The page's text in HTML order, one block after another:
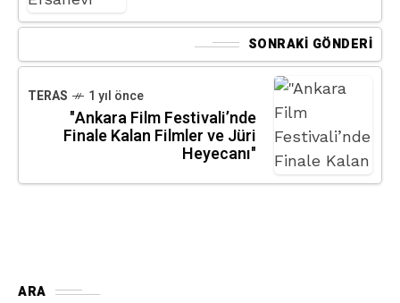
SONRAKI GÖNDERI
TERAS 1 yıl önce
"Ankara Film Festivali’nde
Finale Kalan Filmler ve Jüri
Heyecanı"
ARA